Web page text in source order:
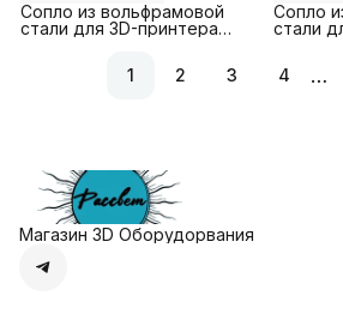
Сопло из вольфрамовой
стали для 3D-принтера
Сопло
стали
1 2 3 4 …
Магазин 3D Оборудорвания